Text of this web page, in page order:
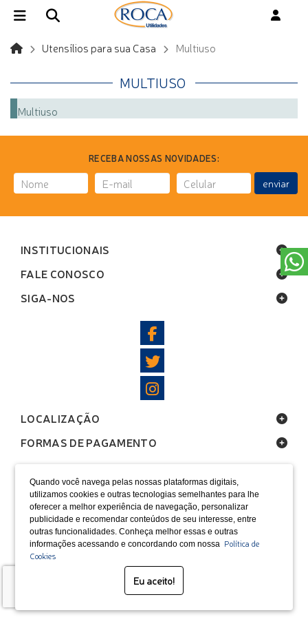
Quando você navega pelas nossas plataformas digitais,
utilizamos cookies e outras tecnologias semelhantes para lhe
oferecer a melhor experiência de navegação, personalizar
publicidade e recomendar conteúdos de seu interesse, entre
outras funcionalidades. Conheça melhor essas e outras
informações acessando e concordando com nossa Política de
Cookies
Eu aceito!
Utensílios para sua Casa Multiuso
MULTIUSO
Multiuso
RECEBA NOSSAS NOVIDADES:
enviar
INSTITUCIONAIS
FALE CONOSCO
SIGA-NOS
LOCALIZAÇÃO
FORMAS DE PAGAMENTO
SELOS
Desenvolvido por Bruc Internet